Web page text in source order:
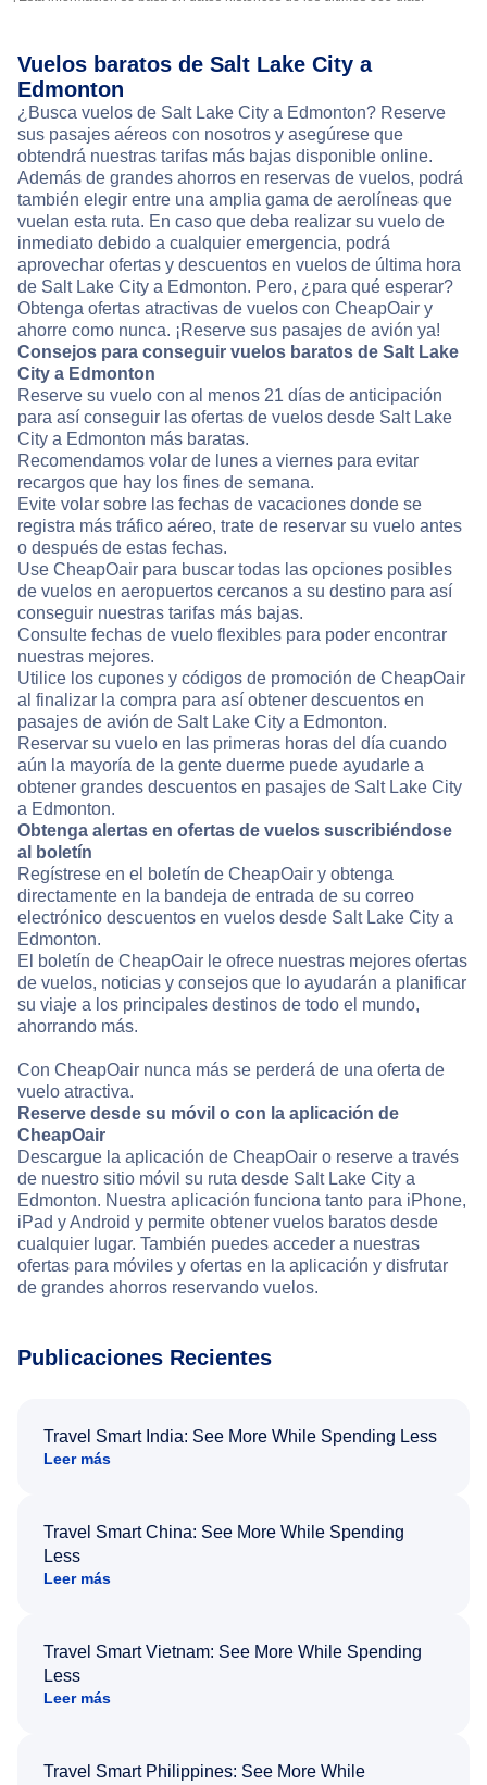
Vuelos baratos de Salt Lake City a
Edmonton
¿Busca vuelos de Salt Lake City a Edmonton? Reserve
sus pasajes aéreos con nosotros y asegúrese que
obtendrá nuestras tarifas más bajas disponible online.
Además de grandes ahorros en reservas de vuelos, podrá
también elegir entre una amplia gama de aerolíneas que
vuelan esta ruta. En caso que deba realizar su vuelo de
inmediato debido a cualquier emergencia, podrá
aprovechar ofertas y descuentos en vuelos de última hora
de Salt Lake City a Edmonton. Pero, ¿para qué esperar?
Obtenga ofertas atractivas de vuelos con CheapOair y
ahorre como nunca. ¡Reserve sus pasajes de avión ya!
Consejos para conseguir vuelos baratos de Salt Lake
City a Edmonton
Reserve su vuelo con al menos 21 días de anticipación
para así conseguir las ofertas de vuelos desde Salt Lake
City a Edmonton más baratas.
Recomendamos volar de lunes a viernes para evitar
recargos que hay los fines de semana.
Evite volar sobre las fechas de vacaciones donde se
registra más tráfico aéreo, trate de reservar su vuelo antes
o después de estas fechas.
Use CheapOair para buscar todas las opciones posibles
de vuelos en aeropuertos cercanos a su destino para así
conseguir nuestras tarifas más bajas.
Consulte fechas de vuelo flexibles para poder encontrar
nuestras mejores.
Utilice los cupones y códigos de promoción de CheapOair
al finalizar la compra para así obtener descuentos en
pasajes de avión de Salt Lake City a Edmonton.
Reservar su vuelo en las primeras horas del día cuando
aún la mayoría de la gente duerme puede ayudarle a
obtener grandes descuentos en pasajes de Salt Lake City
a Edmonton.
Obtenga alertas en ofertas de vuelos suscribiéndose
al boletín
Regístrese en el boletín de CheapOair y obtenga
directamente en la bandeja de entrada de su correo
electrónico descuentos en vuelos desde Salt Lake City a
Edmonton.
El boletín de CheapOair le ofrece nuestras mejores ofertas
de vuelos, noticias y consejos que lo ayudarán a planificar
su viaje a los principales destinos de todo el mundo,
ahorrando más.
Con CheapOair nunca más se perderá de una oferta de
vuelo atractiva.
Reserve desde su móvil o con la aplicación de
CheapOair
Descargue la aplicación de CheapOair o reserve a través
de nuestro sitio móvil su ruta desde Salt Lake City a
Edmonton. Nuestra aplicación funciona tanto para iPhone,
iPad y Android y permite obtener vuelos baratos desde
cualquier lugar. También puedes acceder a nuestras
ofertas para móviles y ofertas en la aplicación y disfrutar
de grandes ahorros reservando vuelos.
Publicaciones Recientes
Travel Smart India: See More While Spending Less
Leer más
Travel Smart China: See More While Spending
Less
Leer más
Travel Smart Vietnam: See More While Spending
Less
Leer más
Travel Smart Philippines: See More While